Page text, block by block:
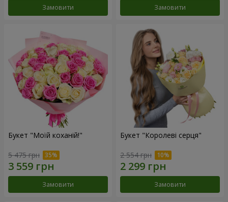
Замовити Замовити
Букет "Моїй коханій!"
5 475 грн
Замовити
Букет "Королеві серця"
2 554 грн
Замовити